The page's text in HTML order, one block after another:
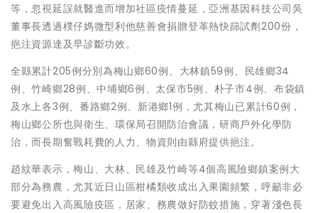
等，忽視延誤就醫進而增加社區疫情蔓延，亞洲基因科技公司吳
董事長透過樸仔媽微型利他慈善會捐贈登革熱快篩試劑200份，
挹注資源達及早診斷功效。
全縣累計205例分別為梅山鄉60例、大林鎮59例、民雄鄉34
例、竹崎鄉28例、中埔鄉6例、太保市5例、朴子市4例、布袋鎮
及水上各3例、番路鄉2例、新港鄉1例，尤其梅山已累計60例，
梅山鄉公所也與衛生、環保局召開防治會議，研商戶外化學防
治，而長期奮戰耗費的人力、物資則由縣府提供挹注。
趙紋華表示，梅山、大林、民雄及竹崎等4個高風險鄉鎮案例大
部分為務農，尤其近日山區柑橘類收成出入果園頻繁，呼籲非必
要避免出入高風險疫區，居家、務農做好防蚊措施，穿著淺色長